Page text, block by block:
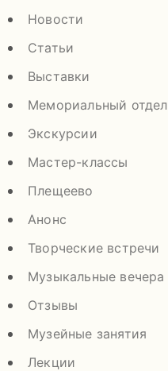
Новости
Статьи
Выставки
Мемориальный отдел
Экскурсии
Мастер-классы
Плещеево
Анонс
Творческие встречи
Музыкальные вечера
Отзывы
Музейные занятия
Лекции